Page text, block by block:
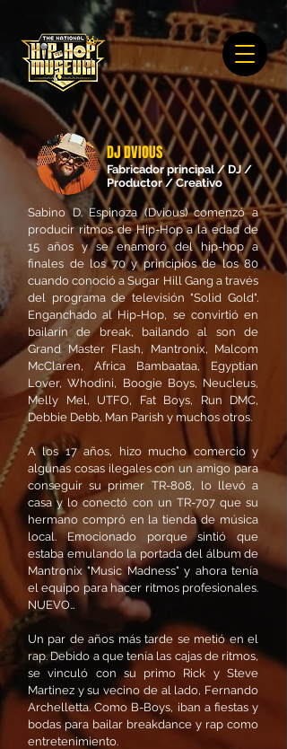
Sabino D. Espinoza (Dvious) comenzó a
producir ritmos de Hip-Hop a la edad de
15 años y se enamoró del hip-hop a
finales de los 70 y principios de los 80
cuando conoció a Sugar Hill Gang a través
del programa de televisión "Solid Gold".
Enganchado al Hip-Hop, se convirtió en
bailarín de break, bailando al son de
Grand Master Flash, Mantronix, Malcom
McClaren, Africa Bambaataa, Egyptian
Lover, Whodini, Boogie Boys, Neucleus,
Melly Mel, UTFO, Fat Boys, Run DMC,
Debbie Debb, Man Parish y muchos otros.
A los 17 años, hizo mucho comercio y
algunas cosas ilegales con un amigo para
conseguir su primer TR-808, lo llevó a
casa y lo conectó con un TR-707 que su
hermano compró en la tienda de música
local. Emocionado porque sintió que
estaba emulando la portada del álbum de
Mantronix "Music Madness" y ahora tenía
el equipo para hacer ritmos profesionales.
NUEVO…
Un par de años más tarde se metió en el
rap. Debido a que tenía las cajas de ritmos,
se vinculó con su primo Rick y Steve
Martinez y su vecino de al lado, Fernando
Archelletta. Como B-Boys, iban a fiestas y
bodas para bailar breakdance y rap como
entretenimiento.
DJ DVIOUS
Fabricador principal / DJ /
Productor / Creativo